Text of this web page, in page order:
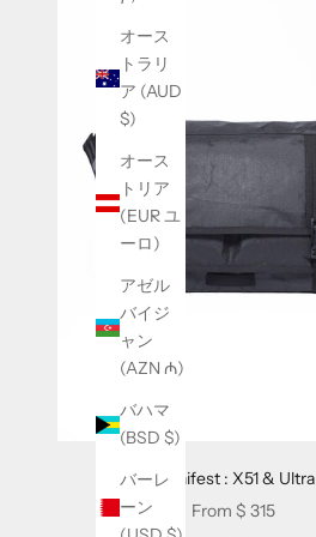
オース
トラリ
ア (AUD
$)
オース
トリア
(EUR ユ
ーロ)
アゼル
バイジ
ャン
(AZN ₼)
バハマ
(BSD $)
バーレ
ーン
Manifest : X51 & Ultra
Sale price
From $ 315